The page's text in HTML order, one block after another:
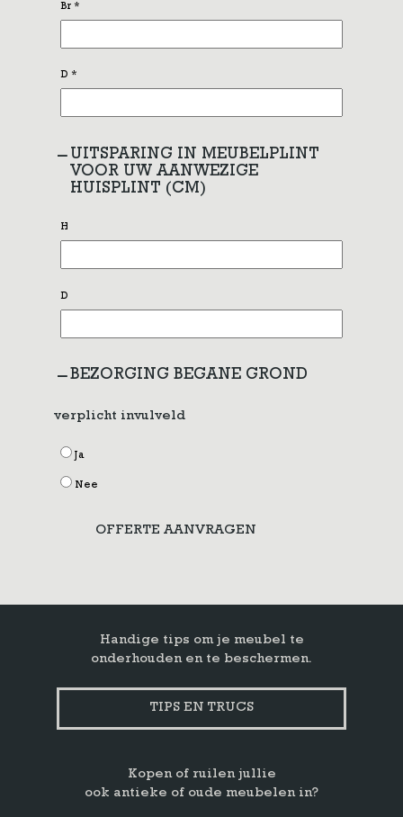
Br *
D *
UITSPARING IN MEUBELPLINT
VOOR UW AANWEZIGE
HUISPLINT (CM)
H
D
BEZORGING BEGANE GROND
verplicht invulveld
Ja
Nee
OFFERTE AANVRAGEN
Handige tips om je meubel te
onderhouden en te beschermen.
TIPS EN TRUCS
Kopen of ruilen jullie
ook antieke of oude meubelen in?